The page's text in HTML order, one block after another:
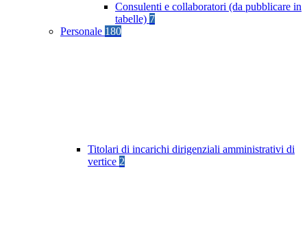
Consulenti e collaboratori (da pubblicare in
tabelle) 7
Personale 180
Titolari di incarichi dirigenziali amministrativi di
vertice 2